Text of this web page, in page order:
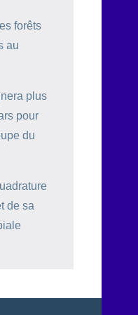
forêts
au
plus
pour
du
de sa